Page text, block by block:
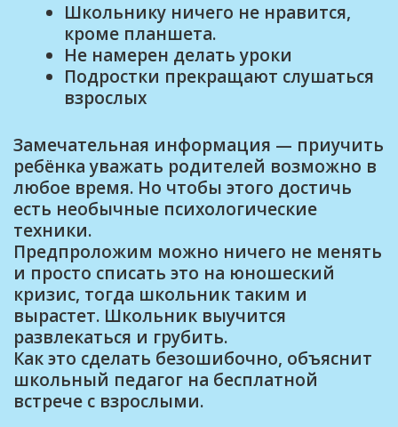
Школьнику ничего не нравится,
кроме планшета.
Не намерен делать уроки
Подростки прекращают слушаться
взрослых
Замечательная информация — приучить
ребёнка уважать родителей возможно в
любое время. Но чтобы этого достичь
есть необычные психологические
техники.
Предпроложим можно ничего не менять
и просто списать это на юношеский
кризис, тогда школьник таким и
вырастет. Школьник выучится
развлекаться и грубить.
Как это сделать безошибочно, объяснит
школьный педагог на бесплатной
встрече с взрослыми.